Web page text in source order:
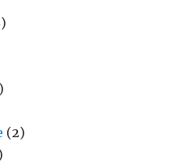
(2)